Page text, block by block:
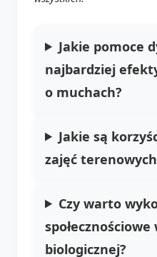
Jakie pomoce
najbardziej
o muchach?
Jakie są
zajęć
Czy warto
biologicznej?